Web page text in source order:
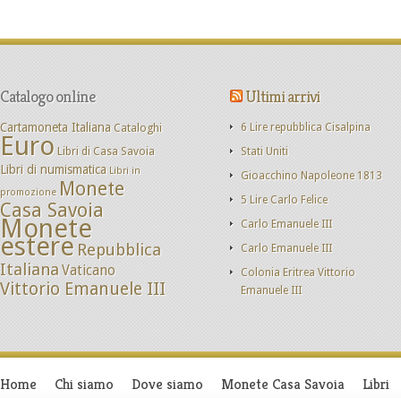
Catalogo online
Cartamoneta Italiana Cataloghi
Euro Libri di Casa Savoia
Libri di numismatica Libri in
promozione Monete
Casa Savoia
Monete
estere Repubblica
ItalianaVaticano
Vittorio Emanuele III
Ultimi arrivi
6 Lire repubblica Cisalpina
Stati Uniti
Gioacchino Napoleone 1813
5 Lire Carlo Felice
Carlo Emanuele III
Carlo Emanuele III
Colonia Eritrea Vittorio
Emanuele III
Home Chi siamo Dove siamo Monete Casa Savoia Libri